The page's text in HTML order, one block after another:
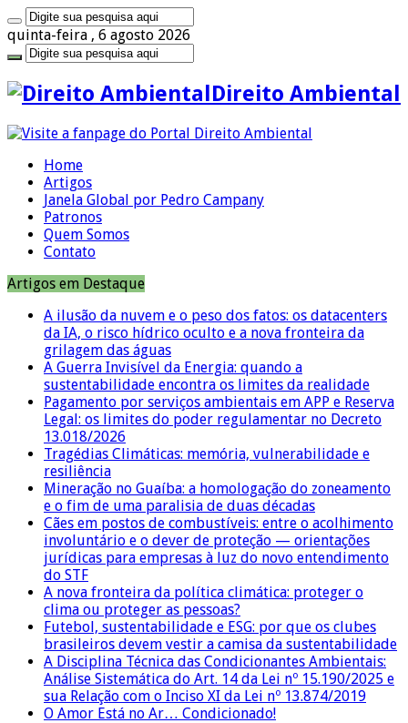
quinta-feira , 6 agosto 2026
Direito Ambiental
Home
Artigos
Janela Global por Pedro Campany
Patronos
Quem Somos
Contato
Artigos em Destaque
A ilusão da nuvem e o peso dos fatos: os datacenters
da IA, o risco hídrico oculto e a nova fronteira da
grilagem das águas
A Guerra Invisível da Energia: quando a
sustentabilidade encontra os limites da realidade
Pagamento por serviços ambientais em APP e Reserva
Legal: os limites do poder regulamentar no Decreto
13.018/2026
Tragédias Climáticas: memória, vulnerabilidade e
resiliência
Mineração no Guaíba: a homologação do zoneamento
e o fim de uma paralisia de duas décadas
Cães em postos de combustíveis: entre o acolhimento
involuntário e o dever de proteção — orientações
jurídicas para empresas à luz do novo entendimento
do STF
A nova fronteira da política climática: proteger o
clima ou proteger as pessoas?
Futebol, sustentabilidade e ESG: por que os clubes
brasileiros devem vestir a camisa da sustentabilidade
A Disciplina Técnica das Condicionantes Ambientais:
Análise Sistemática do Art. 14 da Lei nº 15.190/2025 e
sua Relação com o Inciso XI da Lei nº 13.874/2019
O Amor Está no Ar… Condicionado!